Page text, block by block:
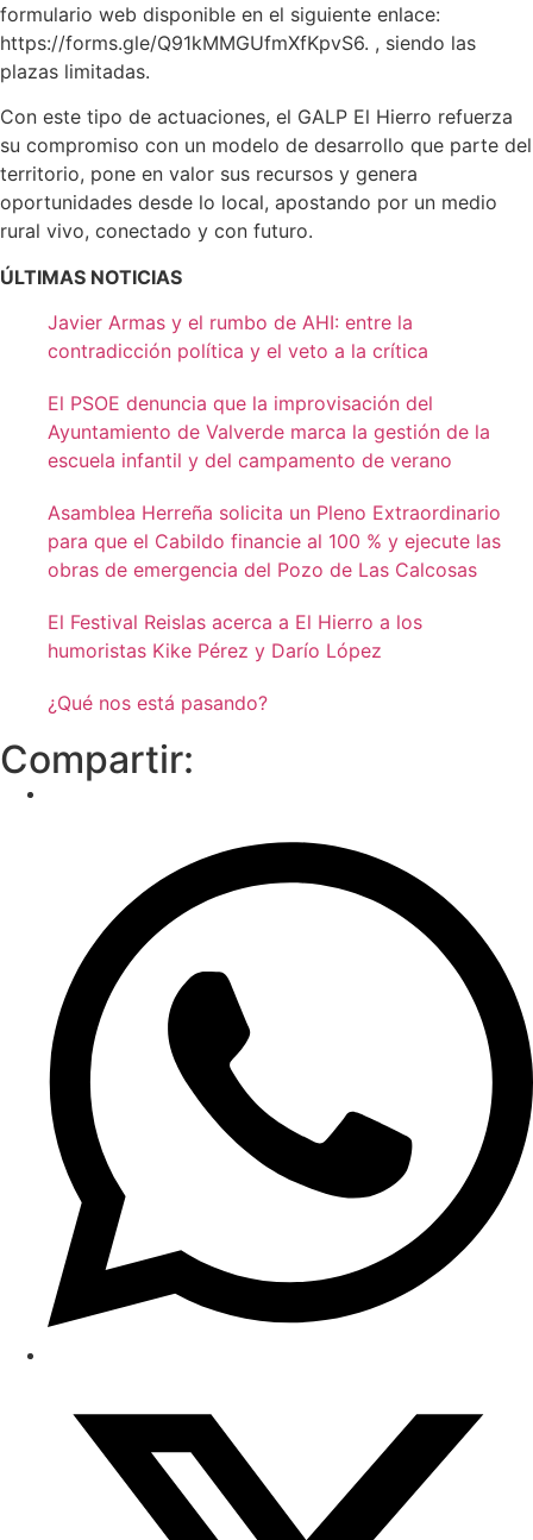
formulario web disponible en el siguiente enlace:
https://forms.gle/Q91kMMGUfmXfKpvS6. , siendo las
plazas limitadas.
Con este tipo de actuaciones, el GALP El Hierro refuerza
su compromiso con un modelo de desarrollo que parte del
territorio, pone en valor sus recursos y genera
oportunidades desde lo local, apostando por un medio
rural vivo, conectado y con futuro.
ÚLTIMAS NOTICIAS
Javier Armas y el rumbo de AHI: entre la
contradicción política y el veto a la crítica
El PSOE denuncia que la improvisación del
Ayuntamiento de Valverde marca la gestión de la
escuela infantil y del campamento de verano
Asamblea Herreña solicita un Pleno Extraordinario
para que el Cabildo financie al 100 % y ejecute las
obras de emergencia del Pozo de Las Calcosas
El Festival Reislas acerca a El Hierro a los
humoristas Kike Pérez y Darío López
¿Qué nos está pasando?
Compartir: